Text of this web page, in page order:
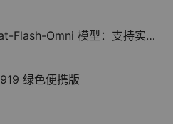
型：支持实时音视频交互，达到 SOTA 水平
绿色便携版